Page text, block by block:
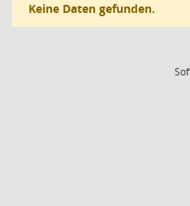
Keine Daten gefunden.